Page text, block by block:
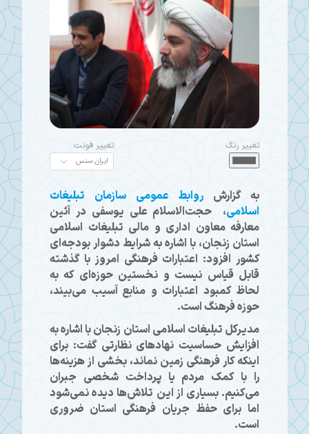
تغییر رنگ تغییر فونت
به گزارش روابط عمومی سازمان تبلیغات
اسلامی، حجت‌الاسلام علی یوسفی در آئین
معارفه معاون اداری و مالی تبلیغات اسلامی
استان زنجان، با اشاره به شرایط دشوار بودجه‌ای
کشور افزود: اعتبارات فرهنگی امروز با گذشته
قابل قیاس نیست و نخستین حوزه‌ای که به
لحاظ کمبود اعتبارات و منابع آسیب می‌بیند،
حوزه فرهنگ است.
مدیرکل تبلیغات اسلامی استان زنجان با اشاره به
افزایش حساسیت نهادهای نظارتی گفت: برای
اینکه کار فرهنگی زمین نماند، بخشی از هزینه‌ها
را با کمک مردم یا پرداخت شخصی جبران
می‌کنیم. بسیاری از این تلاش‌ها دیده نمی‌شود
اما برای حفظ جریان فرهنگی استان ضروری
است.